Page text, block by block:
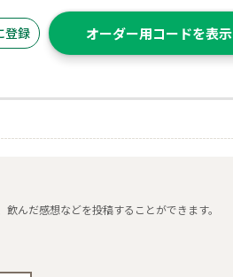
登録 オーダー用コードを表示
んだ感想などを投稿することができます。